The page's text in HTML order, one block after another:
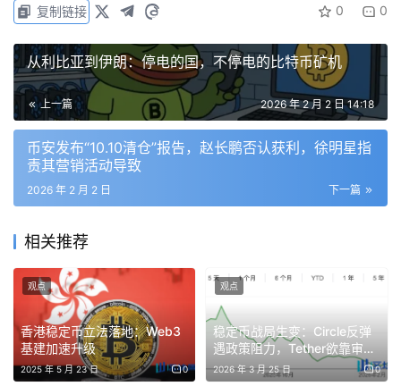
事实上，2025 年 9 月至 12 月，出于对劳动力市场的担
忧，美联储确实实施了三次“防御性”降息，并宣布结束量化
紧缩（QT）。但这并未带来投资者期盼的“流动性洪流”。从
10 月起，有效联邦基金利率（EFFR）逐渐向“利率走廊”中
点移动，随后甚至越过中点漂移至走廊上限 — — 这绝非流
动性宽松的迹象。
EFFR 是美国核心的短期市场利率，反映了银行系统的融资
流动性状况。在流动性宽松时期，EFFR 通常贴近走廊下限
（因为银行无需频繁借贷）。然而，在 2025 年最后几个
月，银行明显面临流动性紧张 — — 这是推高 EFFR 的关键
驱动因素。
0 0
复制链接
从利比亚到伊朗：停电的国，不停电的比特币矿机
上一篇 2026 年 2 月 2 日 14:18
币安发布“10.10清仓”报告，赵长鹏否认获利，徐明星指
责其营销活动导致
下一篇
2026 年 2 月 2 日
相关推荐
香港稳定币立法落地：Web3
基建加速升级
2025 年 5 月 23 日 0
观点
稳定币战局生变：Circle反弹
遇政策阻力，Tether欲靠审计
正名 | BlockWeeks
2026 年 3 月 25 日 0
观点